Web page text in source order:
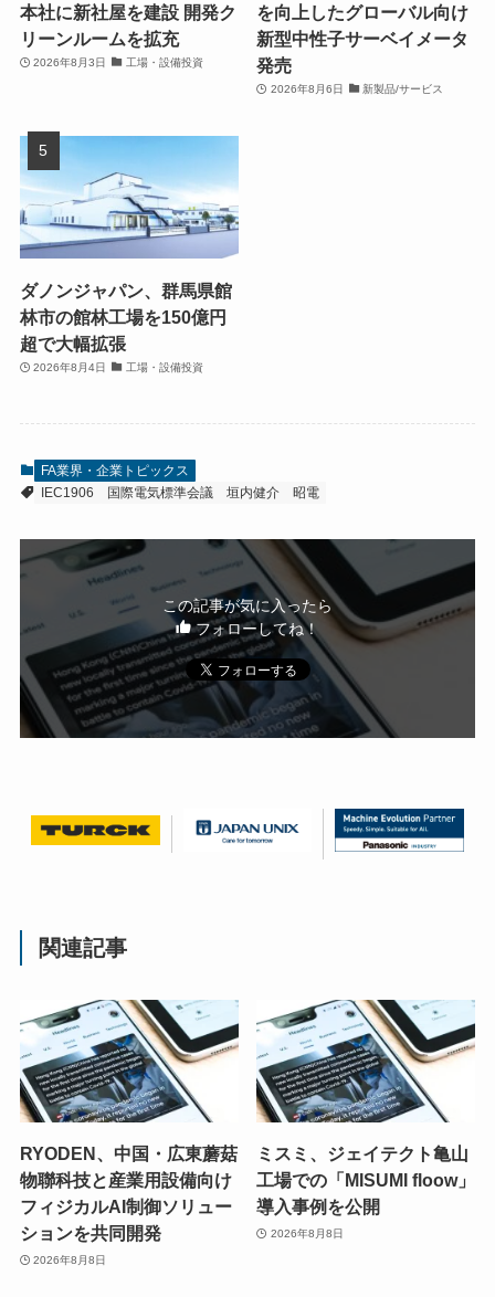
本社に新社屋を建設 開発ク
リーンルームを拡充
2026年8月3日 工場・設備投資
を向上したグローバル向け
新型中性子サーベイメータ
発売
2026年8月6日 新製品/サービス
ダノンジャパン、群馬県館
林市の館林工場を150億円
超で大幅拡張
2026年8月4日 工場・設備投資
FA業界・企業トピックス
IEC1906
国際電気標準会議 垣内健介 昭電
この記事が気に入ったら
フォローしてね！
関連記事
RYODEN、中国・広東蘑菇
物聯科技と産業用設備向け
フィジカルAI制御ソリュー
ションを共同開発
2026年8月8日
ミスミ、ジェイテクト亀山
工場での「MISUMI floow」
導入事例を公開
2026年8月8日